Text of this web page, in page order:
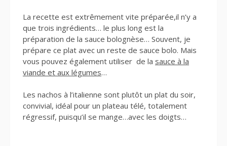
La recette est extrêmement vite préparée,il n’y a
que trois ingrédients… le plus long est la
préparation de la sauce bolognèse… Souvent, je
prépare ce plat avec un reste de sauce bolo. Mais
vous pouvez également utiliser de la sauce à la
viande et aux légumes…
Les nachos à l’italienne sont plutôt un plat du soir,
convivial, idéal pour un plateau télé, totalement
régressif, puisqu’il se mange…avec les doigts…